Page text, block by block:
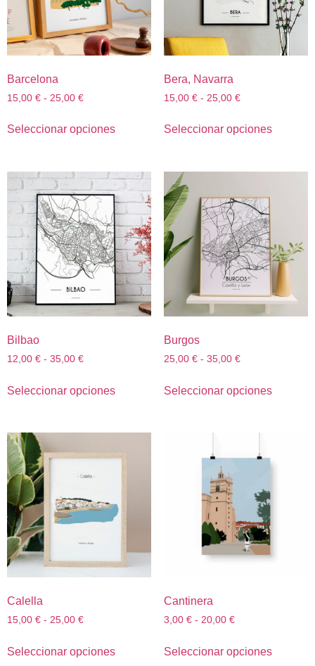
Barcelona
15,00 € - 25,00 €
Seleccionar opciones
Bera, Navarra
15,00 € - 25,00 €
Seleccionar opciones
Bilbao
12,00 € - 35,00 €
Seleccionar opciones
Burgos
25,00 € - 35,00 €
Seleccionar opciones
Calella
15,00 € - 25,00 €
Seleccionar opciones
Cantinera
3,00 € - 20,00 €
Seleccionar opciones